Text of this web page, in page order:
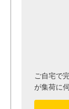
ご自宅で
が集荷に